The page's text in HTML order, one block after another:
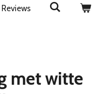
Reviews
met witte